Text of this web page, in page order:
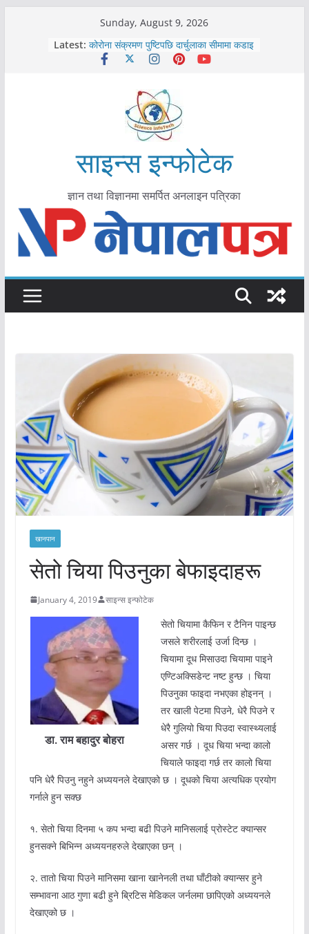
Sunday, August 9, 2026
Latest:
काभ्रेपलाञ्चोकमा आयुर्वेद स्वास्थ्योपचारतर्फ
आकर्षण बढ्दै
कोरोना संक्रमण पुष्टिपछि दार्चुलाका सीमामा कडाइ
मकवानपुरमा खोरेत रोग विरुद्धको खोप लगाउन
आयुर्वेद चिकित्सा प्रणालीको भूमिका महत्वपूर्ण छ :
मुख्यमन्त्री शाह
साइन्स इन्फोटेक
ज्ञान तथा विज्ञानमा समर्पित अनलाइन पत्रिका
खानपान
सेतो चिया पिउनुका बेफाइदाहरू
January 4, 2019 साइन्स इन्फोटेक
डा. राम बहादुर बोहरा
सेतो चियामा कैफिन र टैनिन पाइन्छ
जसले शरीरलाई उर्जा दिन्छ ।
चियामा दूध मिसाउदा चियामा पाइने
एण्टिअक्सिडेन्ट नष्ट हुन्छ । चिया
पिउनुका फाइदा नभएका होइनन् ।
तर खाली पेटमा पिउने, धेरै पिउने र
धेरै गुलियो चिया पिउदा स्वास्थ्यलाई
असर गर्छ । दूध चिया भन्दा कालो
चियाले फाइदा गर्छ तर कालो चिया
पनि धेरै पिउनु नहुने अध्ययनले देखाएको छ । दूधको चिया अत्यधिक प्रयोग
गर्नाले हुन सक्छ
१. सेतो चिया दिनमा ५ कप भन्दा बढी पिउने मानिसलाई प्रोस्टेट क्यान्सर
हुनसक्ने बिभिन्न अध्ययनहरुले देखाएका छन् ।
२. तातो चिया पिउने मानिसमा खाना खानेनली तथा घाँटीको क्यान्सर हुने
सम्भावना आठ गुणा बढी हुने ब्रिटिस मेडिकल जर्नलमा छापिएको अध्ययनले
देखाएको छ ।